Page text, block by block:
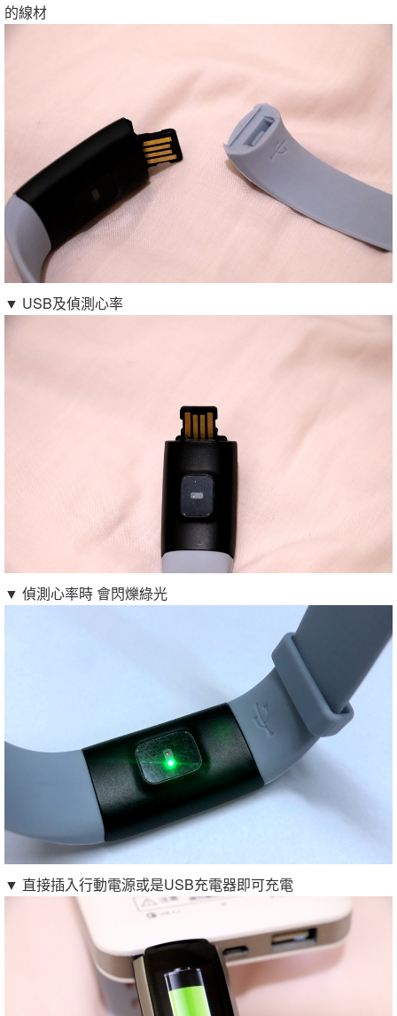
的線材
▼ USB及偵測心率
▼ 偵測心率時 會閃爍綠光
▼ 直接插入行動電源或是USB充電器即可充電